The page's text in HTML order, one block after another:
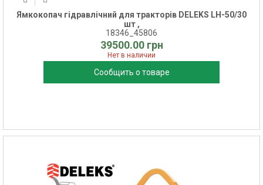
Ямкокопач гідравлічний для тракторів DELEKS LH-50/30
шт ,
18346_45806
39500.00 грн
Нет в наличии
Сообщить о товаре